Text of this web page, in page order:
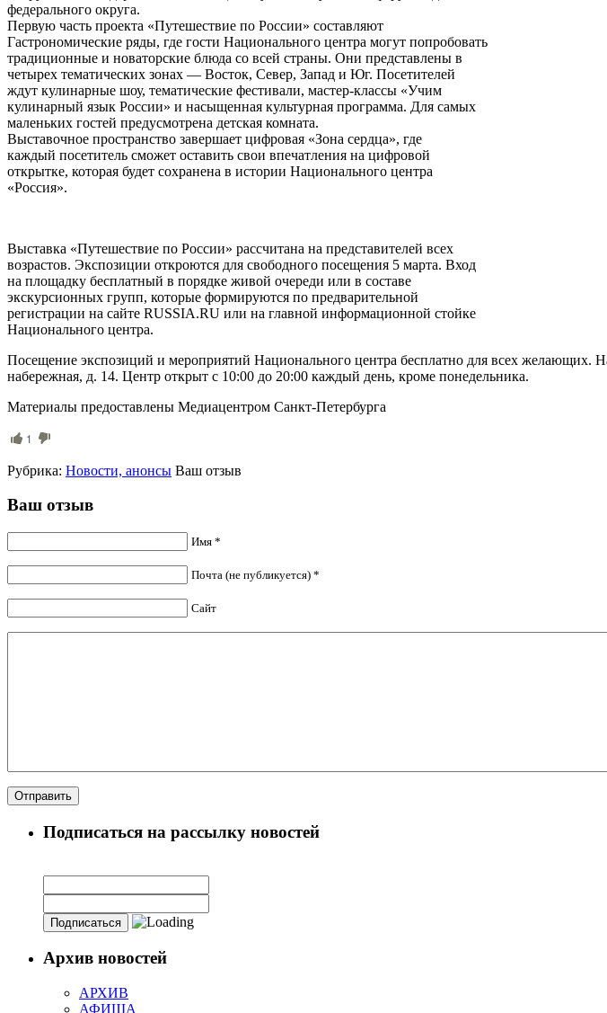
федерального округа.
Первую часть проекта «Путешествие по России» составляют
Гастрономические ряды, где гости Национального центра могут попробовать
традиционные и новаторские блюда со всей страны. Они представлены в
четырех тематических зонах — Восток, Север, Запад и Юг. Посетителей
ждут кулинарные шоу, тематические фестивали, мастер-классы «Учим
кулинарный язык России» и насыщенная культурная программа. Для самых
маленьких гостей предусмотрена детская комната.
Выставочное пространство завершает цифровая «Зона сердца», где
каждый посетитель сможет оставить свои впечатления на цифровой
открытке, которая будет сохранена в истории Национального центра
«Россия».
Выставка «Путешествие по России» рассчитана на представителей всех
возрастов. Экспозиции откроются для свободного посещения 5 марта. Вход
на площадку бесплатный в порядке живой очереди или в составе
экскурсионных групп, которые формируются по предварительной
регистрации на сайте RUSSIA.RU или на главной информационной стойке
Национального центра.
Посещение экспозиций и мероприятий Национального центра бесплатно для всех желающих.
набережная, д. 14. Центр открыт с 10:00 до 20:00 каждый день, кроме понедельника.
Материалы предоставлены Медиацентром Санкт-Петербурга
1
Рубрика: Новости, анонсы Ваш отзыв
Ваш отзыв
Имя *
Почта (не публикуется) *
Сайт
Подписаться на рассылку новостей
Архив новостей
АРХИВ
АФИША